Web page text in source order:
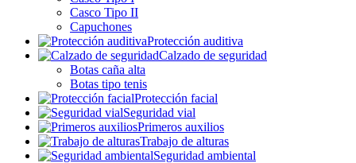
Casco Tipo II
Capuchones
Protección auditiva
Calzado de seguridad
Botas caña alta
Botas tipo tenis
Protección facial
Seguridad vial
Primeros auxilios
Trabajo de alturas
Seguridad ambiental